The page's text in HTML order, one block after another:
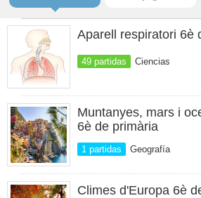
Aparell respiratori 6è
49 partidas Ciencias
Muntanyes, mars i
6è de primària
1 partidas Geografía
Climes d'Europa 6è